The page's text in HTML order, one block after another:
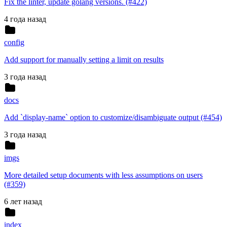
Fix the linter, update golang versions. (#422)
4 года назад
config
Add support for manually setting a limit on results
3 года назад
docs
Add `display-name` option to customize/disambiguate output (#454)
3 года назад
imgs
More detailed setup documents with less assumptions on users
(#359)
6 лет назад
index